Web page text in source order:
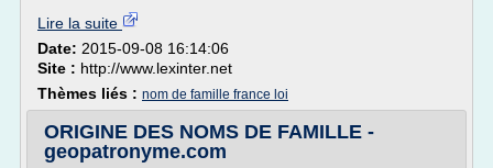
Lire la suite
Date: 2015-09-08 16:14:06
Site : http://www.lexinter.net
Thèmes liés : nom de famille france loi
ORIGINE DES NOMS DE FAMILLE -
geopatronyme.com